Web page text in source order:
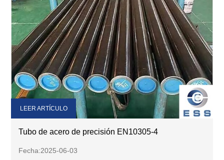
Tubo de acero de precisión EN10305-4
Fecha:2025-06-03
LEER ARTÍCULO